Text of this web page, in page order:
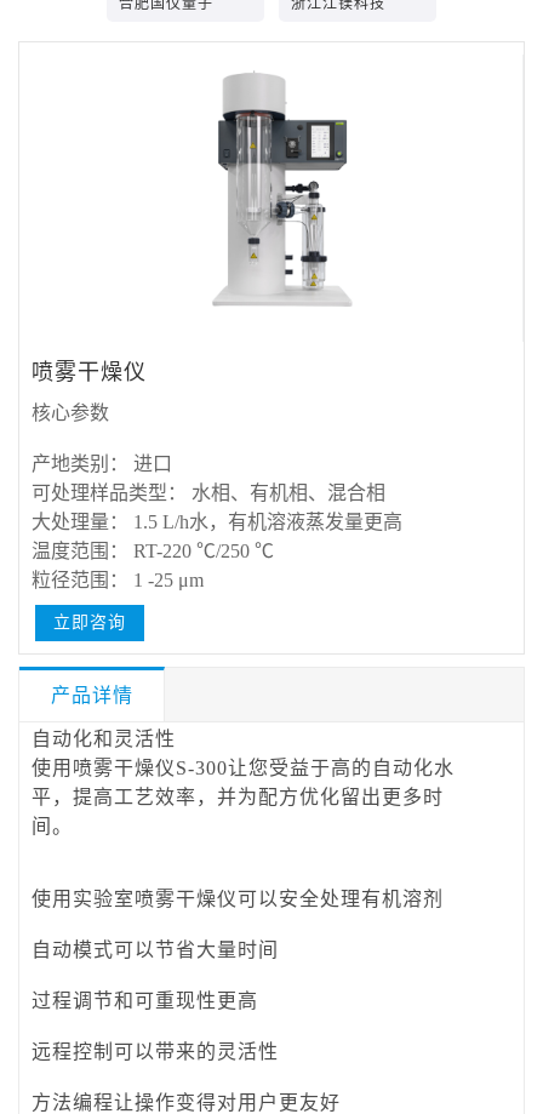
合肥国仪量子 浙江江镁科技
喷雾干燥仪
核心参数
产地类别： 进口
可处理样品类型： 水相、有机相、混合相
大处理量： 1.5 L/h水，有机溶液蒸发量更高
温度范围： RT-220 ℃/250 ℃
粒径范围： 1 -25 μm
立即咨询
产品详情
自动化和灵活性
使用喷雾干燥仪S-300让您受益于高的自动化水
平，提高工艺效率，并为配方优化留出更多时
间。
使用实验室喷雾干燥仪可以安全处理有机溶剂
自动模式可以节省大量时间
过程调节和可重现性更高
远程控制可以带来的灵活性
方法编程让操作变得对用户更友好